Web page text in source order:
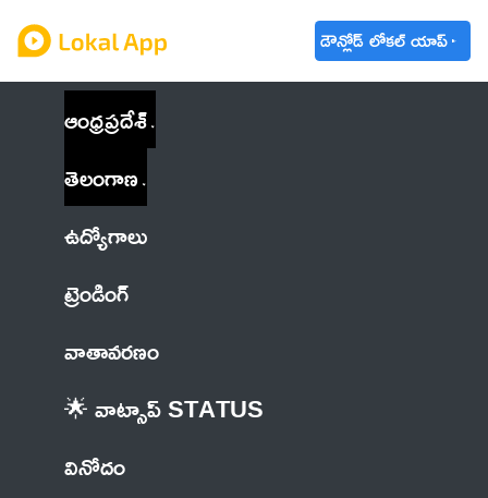
డౌన్లోడ్ లోకల్ యాప్
ఆంధ్రప్రదేశ్
తెలంగాణ
ఉద్యోగాలు
ట్రెండింగ్
వాతావరణం
🌟 వాట్సాప్ STATUS
వినోదం